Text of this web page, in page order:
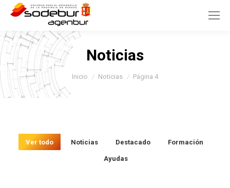
Noticias
Estás aquí: Inicio Noticias Página 4
Ver todo Noticias Destacado Formación
Ayudas